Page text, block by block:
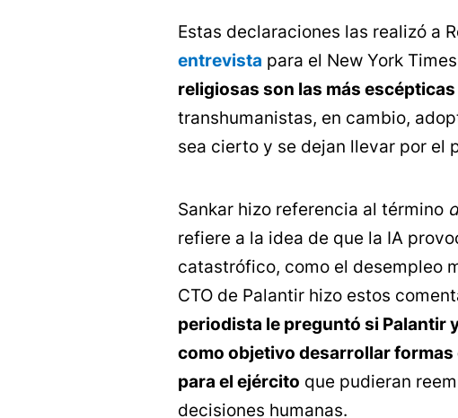
Estas declaraciones las realizó a
entrevista para el New York
religiosas son las más
transhumanistas, en cambio,
sea cierto y se dejan llevar por el
Sankar hizo referencia al término
refiere a la idea de que la IA
catastrófico, como el desempleo
CTO de Palantir hizo estos
periodista le preguntó si Palantir
como objetivo desarrollar
para el ejército que pudieran
decisiones humanas.